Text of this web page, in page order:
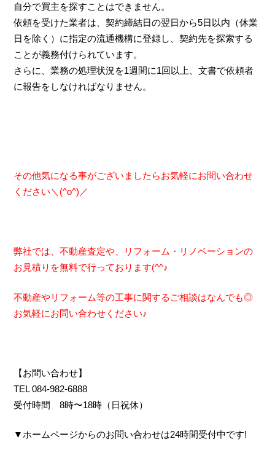
自分で買主を探すことはできません。
依頼を受けた業者は、契約締結日の翌日から5日以内（休業
日を除く）に指定の流通機構に登録し、契約先を探索する
ことが義務付けられています。
さらに、業務の処理状況を1週間に1回以上、文書で依頼者
に報告をしなければなりません。
その他気になる事がございましたらお気軽にお問い合わせ
ください＼(^o^)／
弊社では、不動産査定や、リフォーム・リノベーションの
お見積りを無料で行っております(^^♪
不動産やリフォーム等の工事に関するご相談はなんでも◎
お気軽にお問い合わせください♪
【お問い合わせ】
TEL 084-982-6888
受付時間 8時〜18時（日祝休）
▼ホームページからのお問い合わせは24時間受付中です!